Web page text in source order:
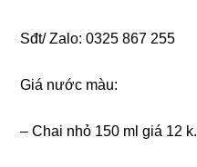
Sđt/ Zalo: 0325 867 255
Giá nước màu:
– Chai nhỏ 150 ml giá 12 k.